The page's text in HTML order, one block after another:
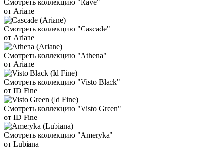
Смотреть коллекцию "Rave"
от Ariane
Смотреть коллекцию "Cascade"
от Ariane
Смотреть коллекцию "Athena"
от Ariane
Смотреть коллекцию "Visto Black"
от ID Fine
Смотреть коллекцию "Visto Green"
от ID Fine
Смотреть коллекцию "Ameryka"
от Lubiana